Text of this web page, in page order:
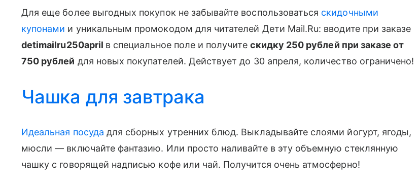
Для еще более выгодных покупок не забывайте воспользоваться скидочными
купонами и уникальным промокодом для читателей Дети Mail.Ru: вводите при заказе
detimailru250april в специальное поле и получите скидку 250 рублей при заказе от
750 рублей для новых покупателей. Действует до 30 апреля, количество ограничено!
Чашка для завтрака
Идеальная посуда для сборных утренних блюд. Выкладывайте слоями йогурт, ягоды,
мюсли — включайте фантазию. Или просто наливайте в эту объемную стеклянную
чашку с говорящей надписью кофе или чай. Получится очень атмосферно!